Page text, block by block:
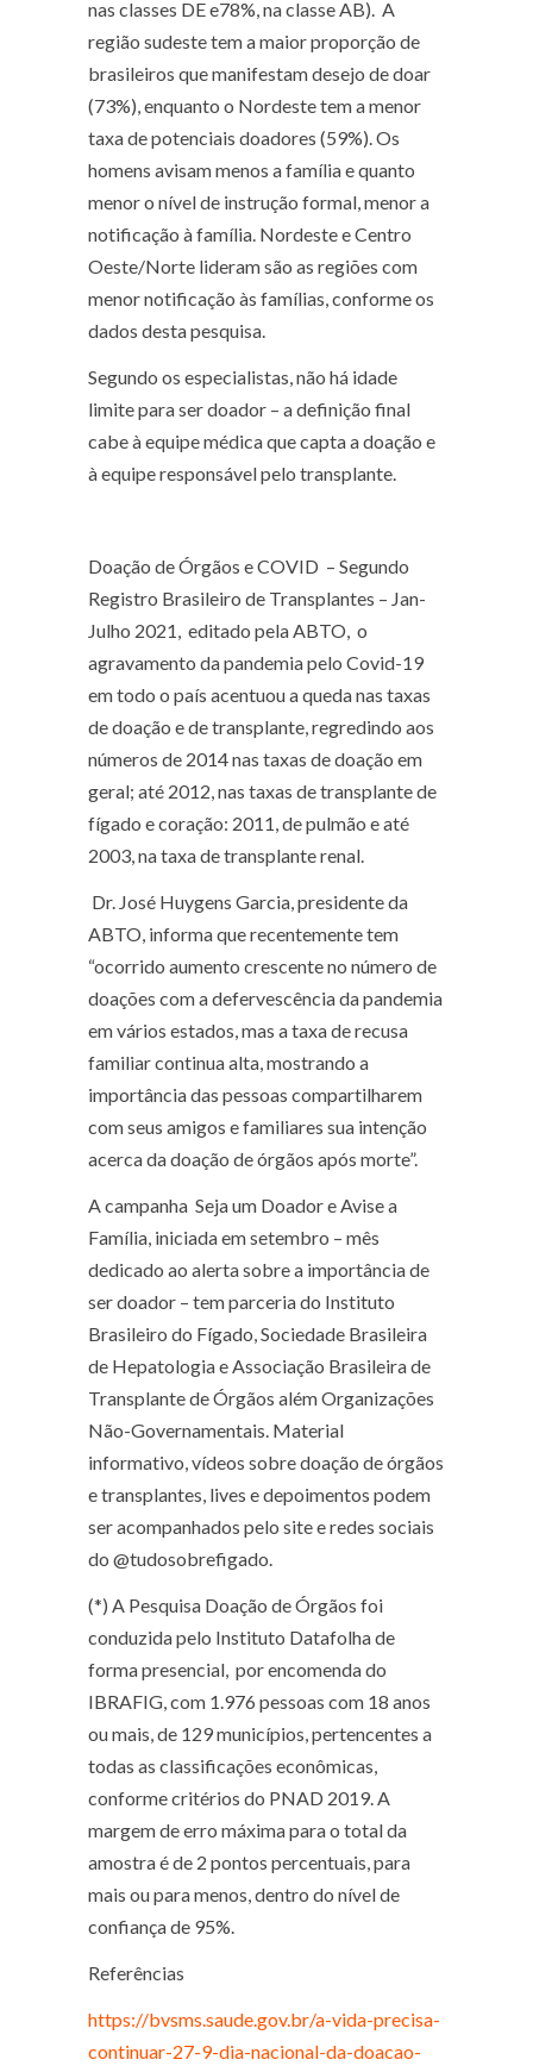
nas classes DE e78%, na classe AB). A
região sudeste tem a maior proporção de
brasileiros que manifestam desejo de doar
(73%), enquanto o Nordeste tem a menor
taxa de potenciais doadores (59%). Os
homens avisam menos a família e quanto
menor o nível de instrução formal, menor a
notificação à família. Nordeste e Centro
Oeste/Norte lideram são as regiões com
menor notificação às famílias, conforme os
dados desta pesquisa.
Segundo os especialistas, não há idade
limite para ser doador – a definição final
cabe à equipe médica que capta a doação e
à equipe responsável pelo transplante.
Doação de Órgãos e COVID – Segundo
Registro Brasileiro de Transplantes – Jan-
Julho 2021, editado pela ABTO, o
agravamento da pandemia pelo Covid-19
em todo o país acentuou a queda nas taxas
de doação e de transplante, regredindo aos
números de 2014 nas taxas de doação em
geral; até 2012, nas taxas de transplante de
fígado e coração: 2011, de pulmão e até
2003, na taxa de transplante renal.
Dr. José Huygens Garcia, presidente da
ABTO, informa que recentemente tem
“ocorrido aumento crescente no número de
doações com a defervescência da pandemia
em vários estados, mas a taxa de recusa
familiar continua alta, mostrando a
importância das pessoas compartilharem
com seus amigos e familiares sua intenção
acerca da doação de órgãos após morte”.
A campanha Seja um Doador e Avise a
Família, iniciada em setembro – mês
dedicado ao alerta sobre a importância de
ser doador – tem parceria do Instituto
Brasileiro do Fígado, Sociedade Brasileira
de Hepatologia e Associação Brasileira de
Transplante de Órgãos além Organizações
Não-Governamentais. Material
informativo, vídeos sobre doação de órgãos
e transplantes, lives e depoimentos podem
ser acompanhados pelo site e redes sociais
do @tudosobrefigado.
(*) A Pesquisa Doação de Órgãos foi
conduzida pelo Instituto Datafolha de
forma presencial, por encomenda do
IBRAFIG, com 1.976 pessoas com 18 anos
ou mais, de 129 municípios, pertencentes a
todas as classificações econômicas,
conforme critérios do PNAD 2019. A
margem de erro máxima para o total da
amostra é de 2 pontos percentuais, para
mais ou para menos, dentro do nível de
confiança de 95%.
Referências
https://bvsms.saude.gov.br/a-vida-precisa-
continuar-27-9-dia-nacional-da-doacao-